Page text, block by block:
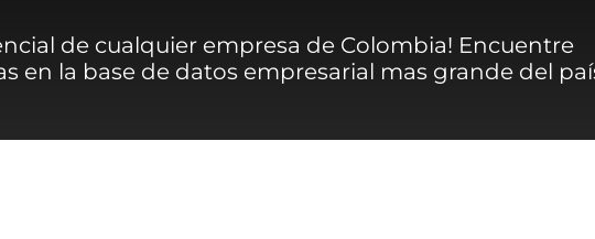
de cualquier empresa de Colombia! Encuentre
en la base de datos empresarial mas grande del